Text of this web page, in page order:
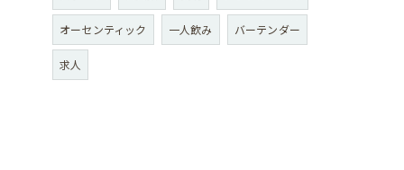
オーセンティック 一人飲み バーテンダー
求人